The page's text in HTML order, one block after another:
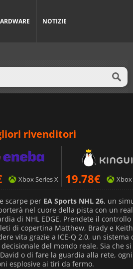
NOTIZIE
rivenditori
Xbox Series X 19.78€ Xbox
scarpe per EA Sports NHL 26, un
nel cuore della pista con un
di NHL EDGE. Prendete il
di copertina Matthew, Brady e
vita grazie a ICE-Q 2.0, un
decisionale del mondo reale. Sia che
o di fare la guardia alla rete,
esplosive ai tiri da fermo.